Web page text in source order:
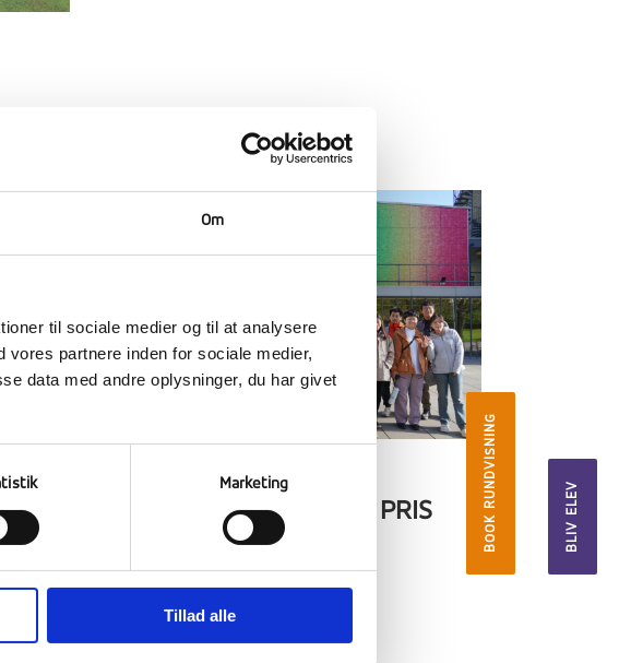
Om
til sociale medier og til at analysere
partnere inden for sociale medier,
data med andre oplysninger, du har givet
Marketing
Tillad alle
BOOK RUNDVISNING BLIV ELEV
BESØG FRA KINA OG
MODTAGELSEN AF EN PRIS
08 maj, 2026